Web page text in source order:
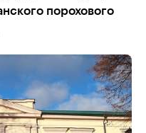
порохового